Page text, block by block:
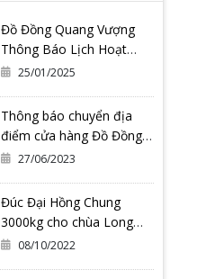
Đồ Đồng Quang Vượng
Thông Báo Lịch Hoạt
Động Tết Nguyên Đán Ất
25/01/2025
Thông báo chuyển địa
điểm cửa hàng Đồ Đồng
Quang Vượng Cơ Sở 2
27/06/2023
Đúc Đại Hồng Chung
3000kg cho chùa Long
Hoa Thiền Tự - Tỉnh Bình
08/10/2022